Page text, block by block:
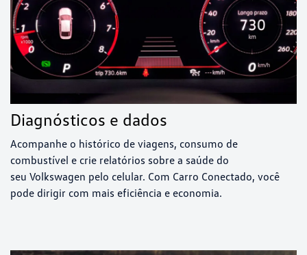
Diagnósticos e dados
Acompanhe o histórico de viagens, consumo de
combustível e crie relatórios sobre a saúde do
seu Volkswagen pelo celular. Com Carro Conectado, você
pode dirigir com mais eficiência e economia.